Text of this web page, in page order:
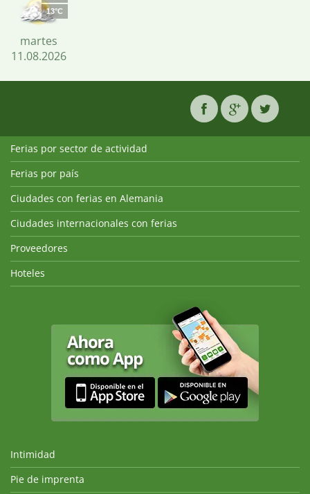
13°C
martes
11.08.2026
Ferias por sector de actividad
Ferias por país
Ciudades con ferias en Alemania
Ciudades internacionales con ferias
Proveedores
Hoteles
Intimidad
Pie de imprenta